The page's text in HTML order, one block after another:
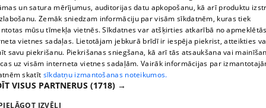
un satura mērījumus, auditorijas datu apkopošanu, kā arī produktu
Zemāk sniedzam informāciju par visām sīkdatnēm, kuras tiek
mūsu tīmekļa vietnēs. Sīkdatnes var atšķirties atkarībā no
vietnes sadaļas. Lietotājam jebkurā brīdī ir iespēja piekrist, atteikties
savu piekrišanu. Piekrišanas sniegšana, kā arī tās atsaukšana vai
uz visām interneta vietnes sadaļām. Vairāk informācijas par
skatīt sīkdatņu izmantošanas noteikumos.
VISUS PARTNERUS (1718) →
IZVĒLI